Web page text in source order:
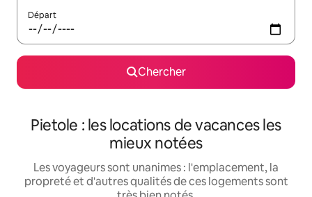
Départ
Chercher
Pietole : les locations de vacances les
mieux notées
Les voyageurs sont unanimes : l'emplacement, la
propreté et d'autres qualités de ces logements sont